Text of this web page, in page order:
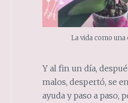
La vida como una
Y al fin un día,
malos, despertó, se
ayuda y paso a paso,